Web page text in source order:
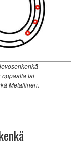
oppaalla tai
Metallinen.